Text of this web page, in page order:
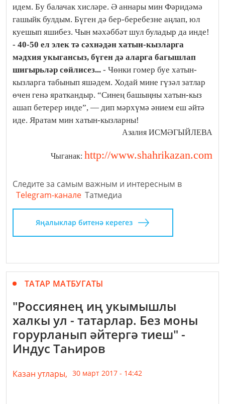
идем. Бу балачак хисләре. Ә аннары мин Фәридәмә
гашыйк булдым. Бүген дә бер-беребезне аңлап, юл
куешып яшибез. Чын мәхәббәт шул буладыр да инде!
- 40-50 ел элек тә сәхнәдән хатын-кызларга
мәдхия укыгансыз, бүген дә аларга багышлап
шигырьләр сөйлисез... - Чөнки гомер буе хатын-
кызларга табынып яшәдем. Ходай мине гүзәл затлар
өчен генә яраткандыр. “Синең башыңны хатын-кыз
ашап бетерер инде”, — дип мәрхүмә әнием еш әйтә
иде. Яратам мин хатын-кызларны!
Азалия ИСМӘГЫЙЛЕВА
Чыганак: http://www.shahrikazan.com
Следите за самым важным и интересным в
Telegram-канале Татмедиа
Яңалыклар битенә керегез
ТАТАР МАТБУГАТЫ
"Россиянең иң укымышлы
халкы ул - татарлар. Без моны
горурланып әйтергә тиеш" -
Индус Таһиров
Казан утлары, 30 март 2017 - 14:42